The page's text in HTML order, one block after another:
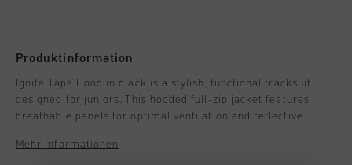
Produktinformation
Ignite Tape Hood in black is a stylish, functional tracksuit
designed for juniors. This hooded full-zip jacket features
breathable panels for optimal ventilation and reflective
for active wear or casual outings. Whether for sports or
Mehr Informationen